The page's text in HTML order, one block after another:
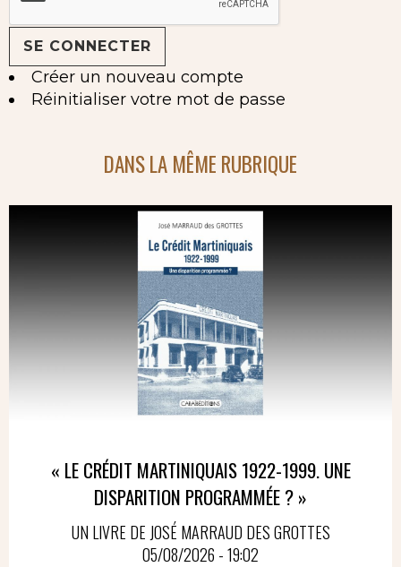
Créer un nouveau compte
Réinitialiser votre mot de passe
DANS LA MÊME RUBRIQUE
« LE CRÉDIT MARTINIQUAIS 1922-1999. UNE
DISPARITION PROGRAMMÉE ? »
UN LIVRE DE JOSÉ MARRAUD DES GROTTES
05/08/2026 - 19:02